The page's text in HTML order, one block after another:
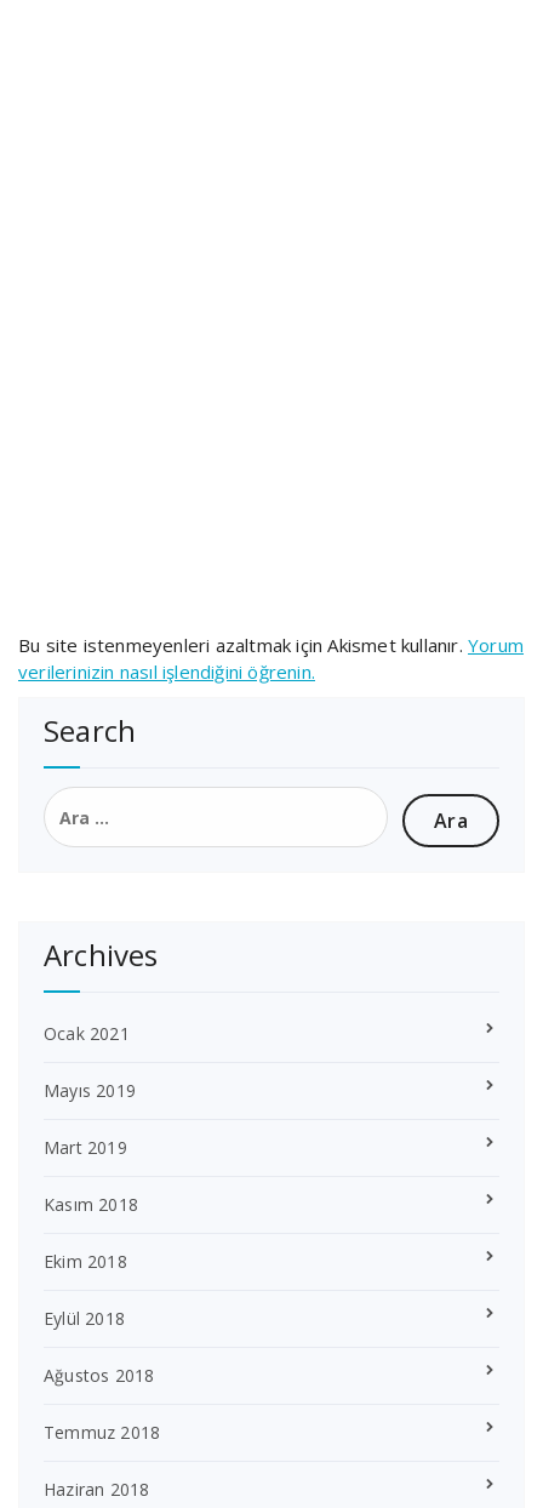
Bu site istenmeyenleri azaltmak için Akismet kullanır.Yorum
verilerinizin nasıl işlendiğini öğrenin.
Search
Arama:
Archives
Ocak 2021
Mayıs 2019
Mart 2019
Kasım 2018
Ekim 2018
Eylül 2018
Ağustos 2018
Temmuz 2018
Haziran 2018